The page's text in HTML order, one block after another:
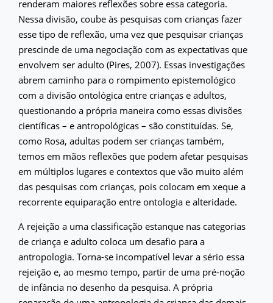
renderam maiores reflexões sobre essa categoria.
Nessa divisão, coube às pesquisas com crianças fazer
esse tipo de reflexão, uma vez que pesquisar crianças
prescinde de uma negociação com as expectativas que
envolvem ser adulto (Pires, 2007). Essas investigações
abrem caminho para o rompimento epistemológico
com a divisão ontológica entre crianças e adultos,
questionando a própria maneira como essas divisões
científicas – e antropológicas – são constituídas. Se,
como Rosa, adultas podem ser crianças também,
temos em mãos reflexões que podem afetar pesquisas
em múltiplos lugares e contextos que vão muito além
das pesquisas com crianças, pois colocam em xeque a
recorrente equiparação entre ontologia e alteridade.
A rejeição a uma classificação estanque nas categorias
de criança e adulto coloca um desafio para a
antropologia. Torna-se incompatível levar a sério essa
rejeição e, ao mesmo tempo, partir de uma pré-noção
de infância no desenho da pesquisa. A própria